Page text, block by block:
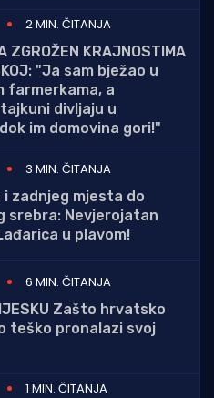
2 MIN. ČITANJA
ZGROŽEN KRAJNOSTIMA
"Ja sam bježao u
farmerkama, a
divljaju u
im domovina gori!"
3 MIN. ČITANJA
i zadnjeg mjesta do
srebra: Nevjerojatan
u plavom!
6 MIN. ČITANJA
Zašto hrvatsko
teško pronalazi svoj
1 MIN. ČITANJA